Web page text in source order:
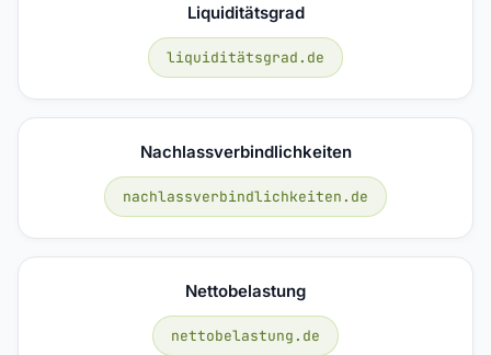
Liquiditätsgrad
liquiditätsgrad.de
Nachlassverbindlichkeiten
nachlassverbindlichkeiten.de
Nettobelastung
nettobelastung.de